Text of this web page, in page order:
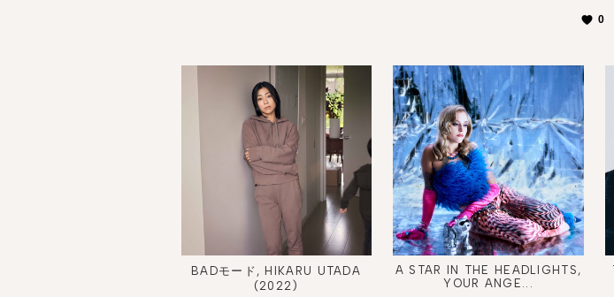
0
BADモード, HIKARU UTADA
(2022)
A STAR IN THE HEADLIGHTS,
YOUR ANGE...